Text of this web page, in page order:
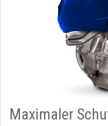
Maximaler